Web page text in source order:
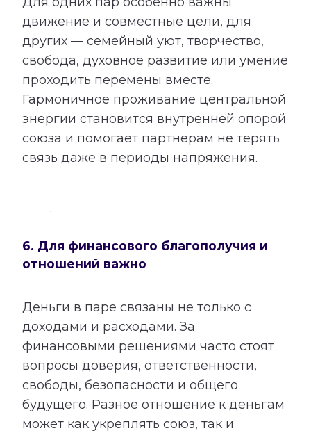
движение и совместные цели, для
других — семейный уют, творчество,
свобода, духовное развитие или умение
проходить перемены вместе.
Гармоничное проживание центральной
энергии становится внутренней опорой
союза и помогает партнерам не терять
связь даже в периоды напряжения.
6. Для финансового благополучия и
отношений важно
Деньги в паре связаны не только с
доходами и расходами. За
финансовыми решениями часто стоят
вопросы доверия, ответственности,
свободы, безопасности и общего
будущего. Разное отношение к деньгам
может как укреплять союз, так и